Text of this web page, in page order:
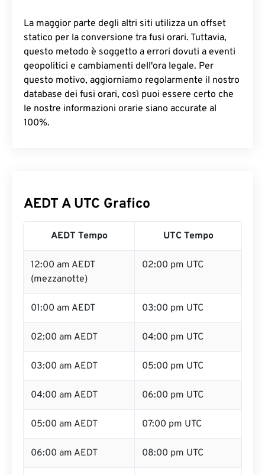
La maggior parte degli altri siti utilizza un offset
statico per la conversione tra fusi orari. Tuttavia,
questo metodo è soggetto a errori dovuti a eventi
geopolitici e cambiamenti dell'ora legale. Per
questo motivo, aggiorniamo regolarmente il nostro
database dei fusi orari, così puoi essere certo che
le nostre informazioni orarie siano accurate al
100%.
AEDT A UTC Grafico
AEDT Tempo UTC Tempo
12:00 am AEDT
(mezzanotte)
02:00 pm UTC
01:00 am AEDT 03:00 pm UTC
02:00 am AEDT 04:00 pm UTC
03:00 am AEDT 05:00 pm UTC
04:00 am AEDT 06:00 pm UTC
05:00 am AEDT 07:00 pm UTC
06:00 am AEDT 08:00 pm UTC